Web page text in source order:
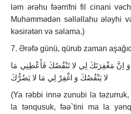
ləm ərəhu fəərrifni fil cinani
Mu­həm­mədən səlləllahu ələy­hi
kəsirətən və səlama.)
7. Ərəfə günü, qürub zaman
اِنَّ مَغْفِرَتَكَ لِي لا تَنْقُصُكَ فَأَعْطِنِي مَا
لا يَنْقُصُكَ وَ اغْفِرْ لِي مَا لا يَضُرُّكَ
(Ya rəbbi innə zunubi la
la tənqusuk, fəə`­ti­ni ma la